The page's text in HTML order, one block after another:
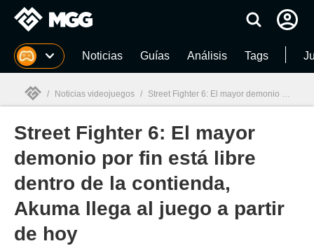
MGG Noticias Guías Análisis Tags
MGG
/ Noticias videojuegos / Street Fighter 6: El mayor demonio por fin está libre dentro de la contienda, Akuma llega al juego a partir de hoy
Street Fighter 6: El mayor
demonio por fin está libre
dentro de la contienda,
Akuma llega al juego a partir
de hoy